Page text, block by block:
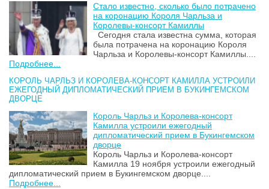
Стало известно, сколько было потрачено
на коронацию Короля Чарльза и
Королевы-консорт Камиллы
Сегодня стала известна сумма, которая
была потрачена на коронацию Короля
Чарльза и Королевы-консорт Камиллы....
Подробнее...
КОРОЛЬ ЧАРЛЬЗ И КОРОЛЕВА-КОНСОРТ КАМИЛЛА УСТРОИЛИ
ЕЖЕГОДНЫЙ ДИПЛОМАТИЧЕСКИЙ ПРИЕМ В БУКИНГЕМСКОМ
ДВОРЦЕ
Король Чарльз и Королева-консорт
Камилла устроили ежегодный
дипломатический прием в Букингемском
дворце
Король Чарльз и Королева-консорт
Камилла 19 ноября устроили ежегодный
дипломатический прием в Букингемском дворце....
Подробнее...